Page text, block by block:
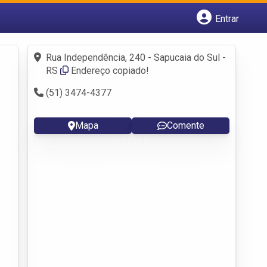
Entrar
Fazer login
Criar conta
Rua Independência, 240 - Sapucaia do Sul -
RS
Endereço copiado!
(51) 3474-4377
Mapa Comente